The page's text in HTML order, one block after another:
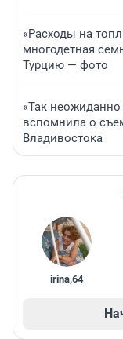
«Расходы на
многодетная
Турцию — фото
«Так
вспомнила о
Владивостока
irina,64